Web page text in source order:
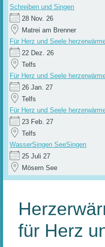
Schreiben und Singen
28 Nov. 26
Matrei am Brenner
Für Herz und Seele
22 Dez. 26
Telfs
Für Herz und Seele
26 Jan. 27
Telfs
Für Herz und Seele
23 Feb. 27
Telfs
WasserSingen SeeSingen
25 Juli 27
Mösern See
für Herz